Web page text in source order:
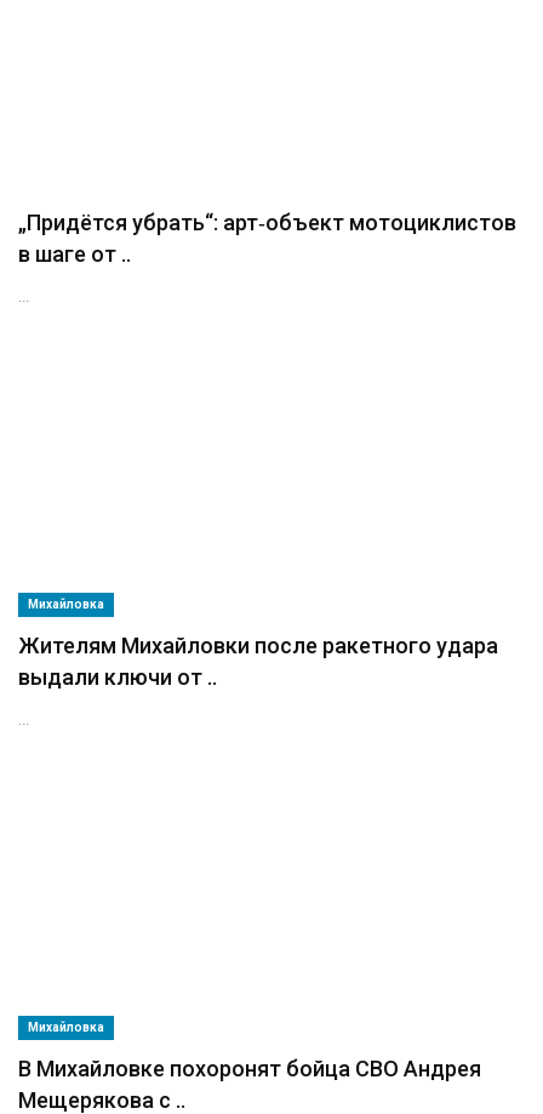
„Придётся убрать“: арт‑объект мотоциклистов
в шаге от ..
...
Михайловка
Жителям Михайловки после ракетного удара
выдали ключи от ..
...
Михайловка
В Михайловке похоронят бойца СВО Андрея
Мещерякова с ..